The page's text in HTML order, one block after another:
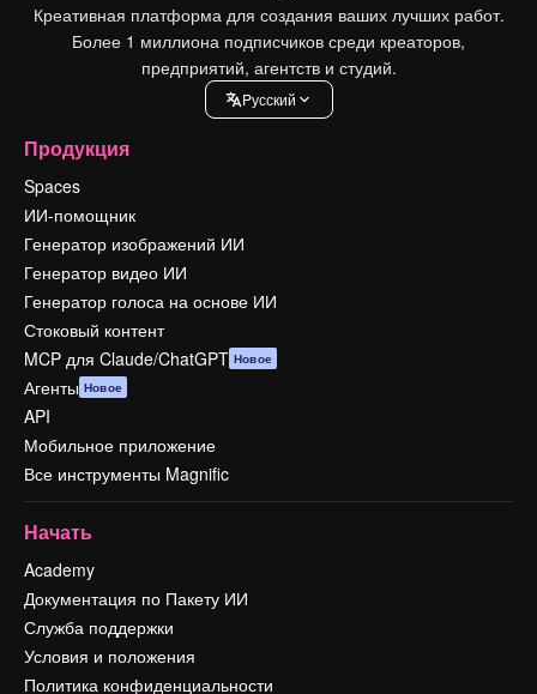
Креативная платформа для создания ваших лучших работ.
Более 1 миллиона подписчиков среди креаторов,
предприятий, агентств и студий.
Pусский
Продукция
Spaces
ИИ-помощник
Генератор изображений ИИ
Генератор видео ИИ
Генератор голоса на основе ИИ
Стоковый контент
MCP для Claude/ChatGPT Новое
Агенты Новое
API
Мобильное приложение
Все инструменты Magnific
Начать
Academy
Документация по Пакету ИИ
Служба поддержки
Условия и положения
Политика конфиденциальности